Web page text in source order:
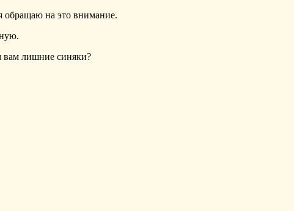
обращаю на это внимание.
вам лишние синяки?